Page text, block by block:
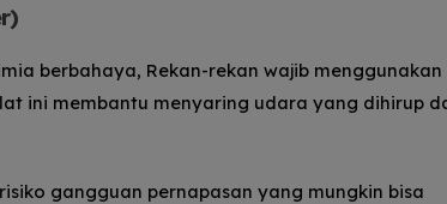
berbahaya, Rekan-rekan wajib menggunakan
ini membantu menyaring udara yang dihirup
gangguan pernapasan yang mungkin bisa